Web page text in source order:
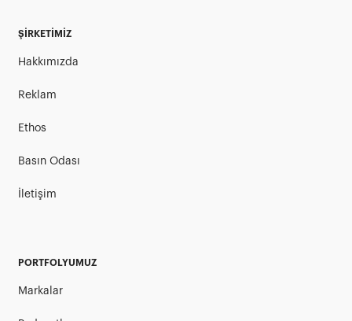
ŞİRKETİMİZ
Hakkımızda
Reklam
Ethos
Basın Odası
İletişim
PORTFOLYUMUZ
Markalar